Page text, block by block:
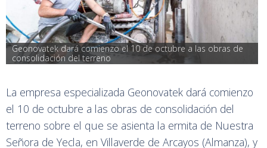
Geonovatek dará comienzo el 10 de octubre a las obras de
consolidación del terreno
La empresa especializada Geonovatek dará comienzo
el 10 de octubre a las obras de consolidación del
terreno sobre el que se asienta la ermita de Nuestra
Señora de Yecla, en Villaverde de Arcayos (Almanza), y